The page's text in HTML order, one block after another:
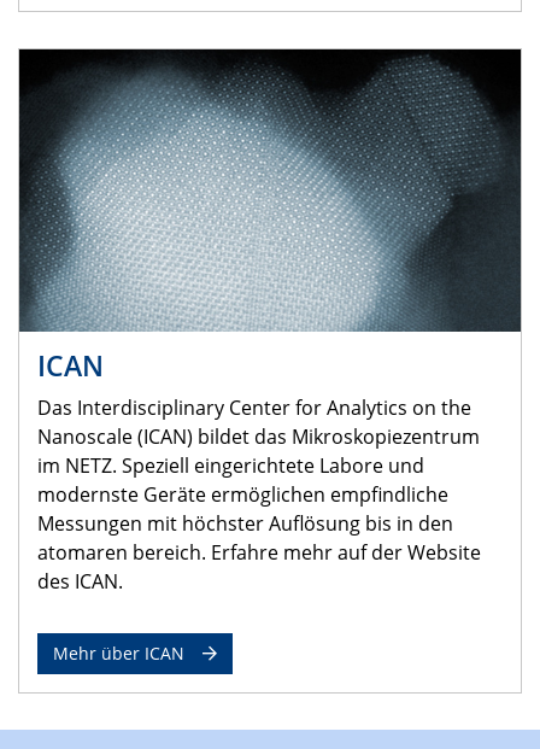
ICAN
Das Interdisciplinary Center for Analytics on the
Nanoscale (ICAN) bildet das Mikroskopiezentrum
im NETZ. Speziell eingerichtete Labore und
modernste Geräte ermöglichen empfindliche
Messungen mit höchster Auflösung bis in den
atomaren bereich. Erfahre mehr auf der Website
des ICAN.
Mehr über ICAN